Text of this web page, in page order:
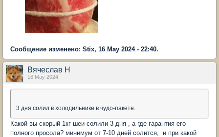
Сообщение изменено: Stix, 16 May 2024 - 22:40.
Вячеслав Н
16 May 2024
3 дня солил в холодильнике в чудо-пакете.
Какой вы скорый 1кг шеи солили 3 дня , а где гарантия его
полного просола? минимум от 7-10 дней солится, и при какой